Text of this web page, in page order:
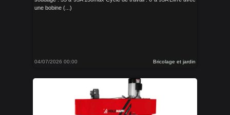
une bobine (...)
04/07/2026 00:00 Bricolage et jardin